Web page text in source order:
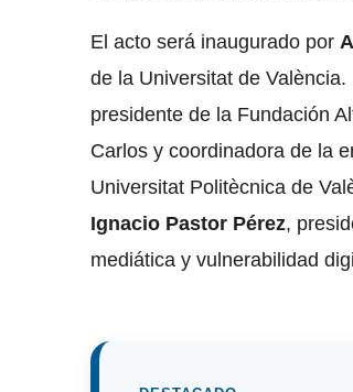
El acto será inaugurado por
de la Universitat de
presidente de la Fundación
Carlos y coordinadora de la
Universitat Politècnica de
Ignacio Pastor Pérez,
mediática y vulnerabilidad